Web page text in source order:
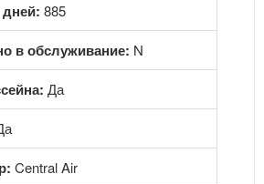
885
в обслуживание: N
Да
Central Air